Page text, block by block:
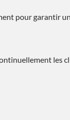
pour garantir
les